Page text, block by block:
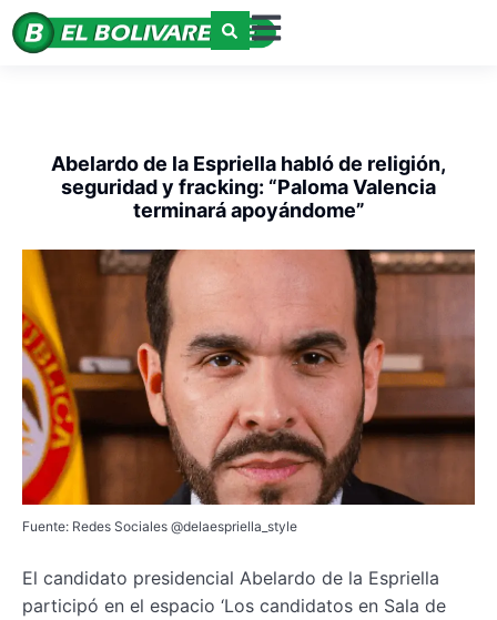
Abelardo de la Espriella habló de religión,
seguridad y fracking: “Paloma Valencia
terminará apoyándome”
Fuente: Redes Sociales @delaespriella_style
El candidato presidencial Abelardo de la Espriella
participó en el espacio ‘Los candidatos en Sala de